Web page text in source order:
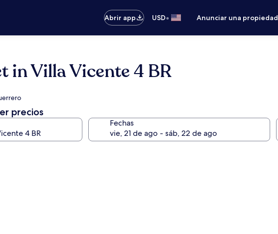
Abrir app
USD• Anunciar una propiedad
in Villa Vicente 4 BR
precios
Fechas